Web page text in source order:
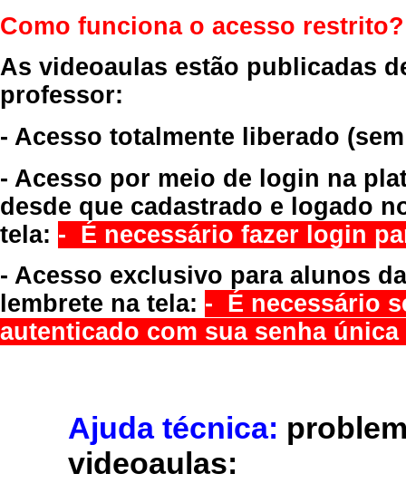
Como funciona o acesso restrito?
As videoaulas estão publicadas
professor:
- Acesso totalmente liberado
- Acesso por meio de login na
desde que cadastrado e logado
tela: - É necessário fazer login
- Acesso exclusivo para alunos
lembrete na tela: - É necessário
autenticado com sua senha
Ajuda técnica:
videoaulas: